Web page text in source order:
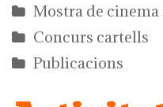
Mostra de cinema
Concurs cartells
Publicacions